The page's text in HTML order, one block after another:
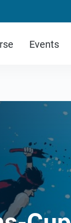
Events